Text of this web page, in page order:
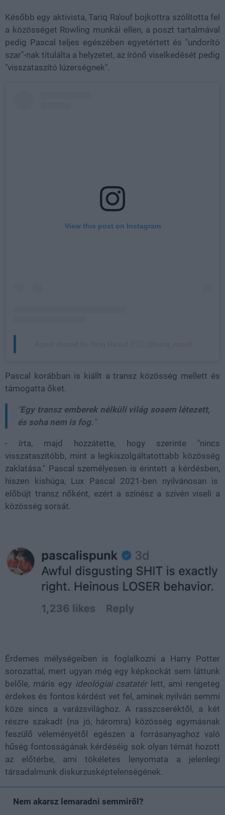
Később egy aktivista, Tariq Ra'ouf bojkottra szólította fel
a közösséget Rowling munkái ellen, a poszt tartalmával
pedig Pascal teljes egészében egyetértett és "undorító
szar"-nak titulálta a helyzetet, az írónő viselkedését pedig
"visszataszító lúzerségnek".
View this post on Instagram
Pascal korábban is kiállt a transz közösség mellett és
támogatta őket.
"Egy transz emberek nélküli világ sosem létezett,
és soha nem is fog. "
- írta, majd hozzátette, hogy szerinte "nincs
visszataszítóbb, mint a legkiszolgáltatottabb közösség
zaklatása." Pascal személyesen is érintett a kérdésben,
hiszen kishúga, Lux Pascal 2021-ben nyilvánosan is
előbújt transz nőként, ezért a színész a szívén viseli a
közösség sorsát.
Érdemes mélységeiben is foglalkozni a Harry Potter
sorozattal, mert ugyan még egy képkockát sem láttunk
belőle, máris egy ideológiai csatatérlett, ami rengeteg
érdekes és fontos kérdést vet fel, aminek nyilván semmi
köze sincs a varázsvilághoz. A rasszcseréktől, a két
részre szakadt (na jó, háromra) közösség egymásnak
feszülő véleményétől egészen a forrásanyaghoz való
hűség fontosságának kérdéséig sok olyan témát hozott
az előtérbe, ami tökéletes lenyomata a jelenlegi
társadalmunk diskurzusképtelenségének.
Nem akarsz lemaradni semmiről?